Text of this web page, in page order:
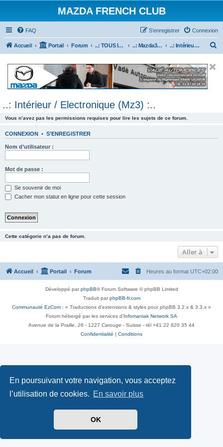
En poursuivant votre navigation, vous acceptez
l’utilisation de cookies. En savoir plus
OK
MAZDA FRENCH CLUB
FAQ Connexion
S’enregistrer
Accueil Portail Forum ..: TOUS les Véhicules MAZDA :.. ..: Mazda3 :.. ..: Intérieur / Electronique (Mz3) :..
e
..: Intérieur / Electronique (Mz3) :..
Vous n’avez pas les permissions requises pour lire les sujets de ce forum.
CONNEXION • S’ENREGISTRER
Nom d’utilisateur :
Mot de passe :
Se souvenir de moi
Cacher mon statut en ligne pour cette session
Cette catégorie n’a pas de forum.
Aller à
Accueil Portail Forum Heures au format UTC+02:00
Développé parphpBB® Forum Software © phpBB Limited
Traduit parphpBB-fr.com
Communauté EzCom : « Traductions d'extensions & styles pour phpBB 3.2.x & 3.3.x »
Forum hébergé par les services d’ Infomaniak Network SA
Avenue de la Praille, 26 - 1227 Carouge - Suisse - tél +41 22 820 35 44
Confidentialité
Conditions